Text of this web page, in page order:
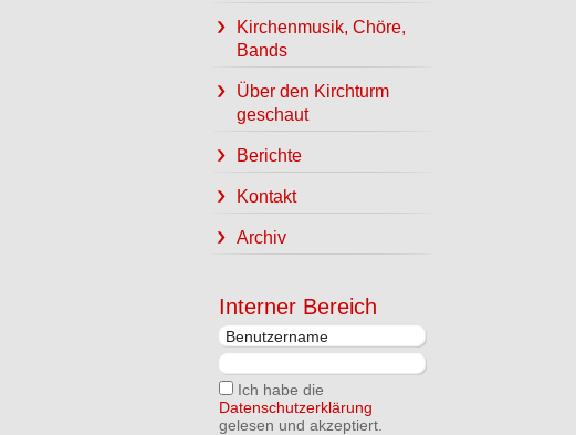
Kirchenmusik, Chöre,
Bands
Über den Kirchturm
geschaut
Berichte
Kontakt
Archiv
Interner Bereich
Ich habe die
Datenschutzerklärung
gelesen und akzeptiert.